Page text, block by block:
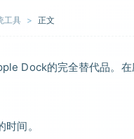
工具 正文
Dock的完全替代品。
间。